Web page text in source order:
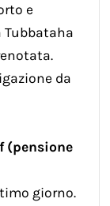
e
Tubbataha
da
(pensione
giorno.